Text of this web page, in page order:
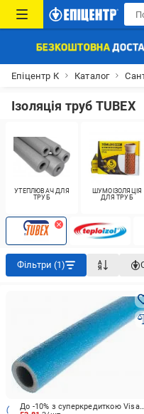
Епіцентр К Каталог
Ізоляція труб TUBEX
УТЕПЛЮВАЧ ДЛЯ
ТРУБ
ШУМОІЗОЛЯЦІЯ
ДЛЯ ТРУБ
Фільтри (1)
До -10% з суперкредиткою Visa Вигода